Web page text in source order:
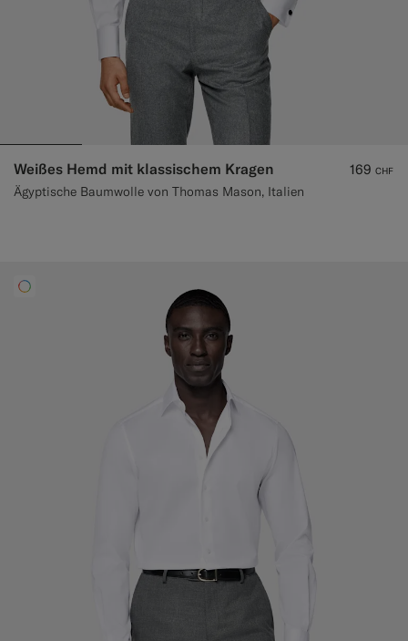
Weißes Hemd mit klassischem Kragen
Ägyptische Baumwolle von Thomas Mason, Italien
169 CHF